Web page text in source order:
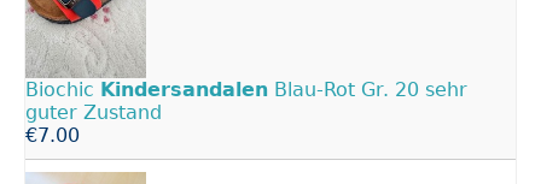
Biochic Kindersandalen Blau-Rot Gr. 20 sehr
guter Zustand
€7.00